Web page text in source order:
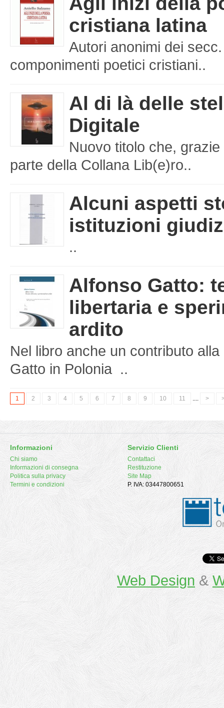
cristiana latina
Autori anonimi dei
componimenti poetici cristiani..
Al di là delle
Digitale
Nuovo titolo che,
parte della Collana Lib(e)ro..
Alcuni aspetti
istituzioni
..
Alfonso Gatto:
libertaria e
ardito
Nel libro anche un contributo
Gatto in Polonia ..
1 2 3 4 5 6 7 8 9 10 11 .... >
Informazioni
Chi siamo
Informazioni di consegna
Politica sulla privacy
Termini e condizioni
Servizio Clienti
Contattaci
Restituzione
Site Map
P. IVA: 03447800651
Web Design &